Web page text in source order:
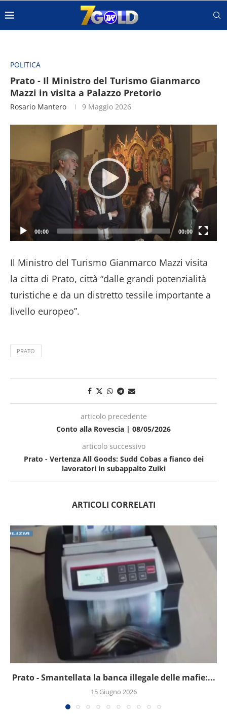
POLITICA
Prato - Il Ministro del Turismo Gianmarco
Mazzi in visita a Palazzo Pretorio
Rosario Mantero 9 Maggio 2026
00:00 00:00
Il Ministro del Turismo Gianmarco Mazzi visita
la citta di Prato, città “dalle grandi potenzialità
turistiche e da un distretto tessile importante a
livello europeo”.
PRATO
articolo precedente
Conto alla Rovescia | 08/05/2026
articolo successivo
Prato - Vertenza All Goods: Sudd Cobas a fianco dei
lavoratori in subappalto Zuiki
ARTICOLI CORRELATI
Prato - Smantellata la banca illegale delle mafie:...
15 Giugno 2026